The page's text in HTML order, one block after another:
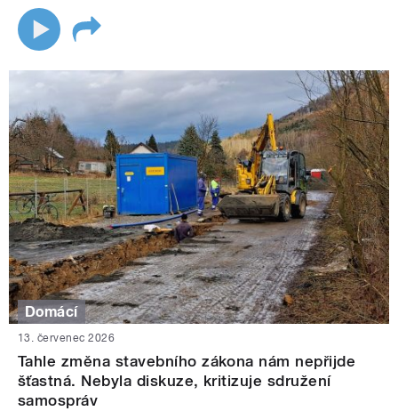
Domácí
13. červenec 2026
Tahle změna stavebního zákona nám nepřijde
šťastná. Nebyla diskuze, kritizuje sdružení
samospráv